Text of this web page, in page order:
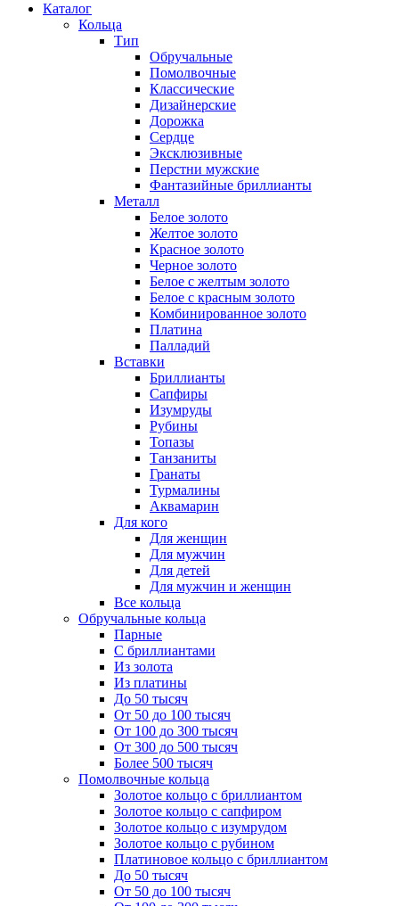
Каталог
Кольца
Тип
Обручальные
Помолвочные
Классические
Дизайнерские
Дорожка
Сердце
Эксклюзивные
Перстни мужские
Фантазийные бриллианты
Металл
Белое золото
Желтое золото
Красное золото
Черное золото
Белое с желтым золото
Белое с красным золото
Комбинированное золото
Платина
Палладий
Вставки
Бриллианты
Сапфиры
Изумруды
Рубины
Топазы
Танзаниты
Гранаты
Турмалины
Аквамарин
Для кого
Для женщин
Для мужчин
Для детей
Для мужчин и женщин
Все кольца
Обручальные кольца
Парные
С бриллиантами
Из золота
Из платины
До 50 тысяч
От 50 до 100 тысяч
От 100 до 300 тысяч
От 300 до 500 тысяч
Более 500 тысяч
Помолвочные кольца
Золотое кольцо с бриллиантом
Золотое кольцо с сапфиром
Золотое кольцо с изумрудом
Золотое кольцо с рубином
Платиновое кольцо с бриллиантом
До 50 тысяч
От 50 до 100 тысяч